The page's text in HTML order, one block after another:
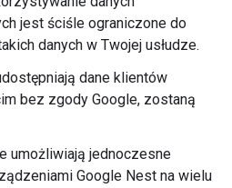
jest ściśle ograniczone do
danych w Twojej usłudze.
dane klientów
bez zgody Google, zostaną
umożliwiają jednoczesne
Google Nest na wielu